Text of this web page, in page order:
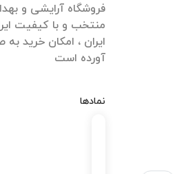
فروشگاه آرایشی و
منتخب و با کیفیت
ایران ، امکان خرید
آورده است
نمادها